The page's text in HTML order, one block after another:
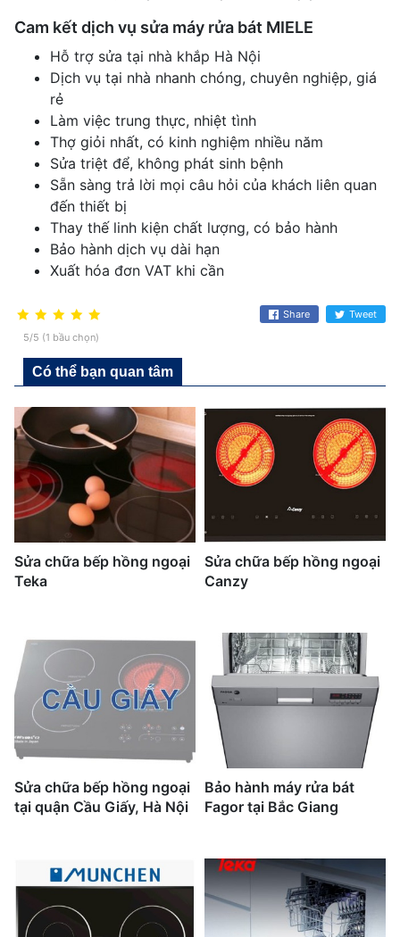
Cam kết dịch vụ sửa máy rửa bát MIELE
Hỗ trợ sửa tại nhà khắp Hà Nội
Dịch vụ tại nhà nhanh chóng, chuyên nghiệp, giá
rẻ
Làm việc trung thực, nhiệt tình
Thợ giỏi nhất, có kinh nghiệm nhiều năm
Sửa triệt để, không phát sinh bệnh
Sẵn sàng trả lời mọi câu hỏi của khách liên quan
đến thiết bị
Thay thế linh kiện chất lượng, có bảo hành
Bảo hành dịch vụ dài hạn
Xuất hóa đơn VAT khi cần
5/5 (1 bầu chọn)
Share Tweet
Có thể bạn quan tâm
Sửa chữa bếp hồng ngoại
Teka
Sửa chữa bếp hồng ngoại
Canzy
Sửa chữa bếp hồng ngoại
tại quận Cầu Giấy, Hà Nội
Bảo hành máy rửa bát
Fagor tại Bắc Giang